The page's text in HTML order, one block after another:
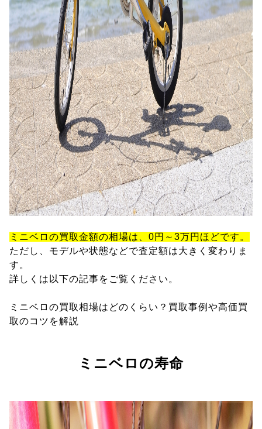
ミニベロの買取金額の相場は、0円～3万円ほどです。
ただし、モデルや状態などで査定額は大きく変わりま
す。
詳しくは以下の記事をご覧ください。
ミニベロの買取相場はどのくらい？買取事例や高価買
取のコツを解説
ミニベロの寿命